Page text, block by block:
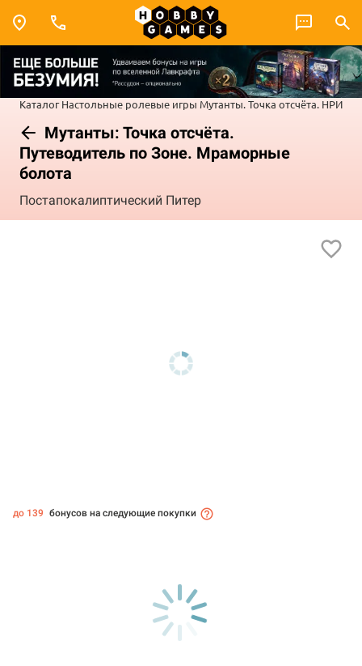
Каталог Настольные ролевые игры Мутанты. Точка отсчёта. НРИ
Мутанты: Точка отсчёта.
Путеводитель по Зоне. Мраморные
болота
Постапокалиптический Питер
до 139 бонусов на следующие покупки